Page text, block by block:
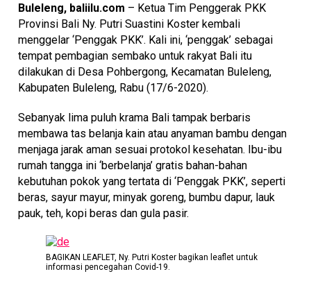
Buleleng, baliilu.com – Ketua Tim Penggerak PKK
Provinsi Bali Ny. Putri Suastini Koster kembali
menggelar ‘Penggak PKK’. Kali ini, ‘penggak’ sebagai
tempat pembagian sembako untuk rakyat Bali itu
dilakukan di Desa Pohbergong, Kecamatan Buleleng,
Kabupaten Buleleng, Rabu (17/6-2020).
Sebanyak lima puluh krama Bali tampak berbaris
membawa tas belanja kain atau anyaman bambu dengan
menjaga jarak aman sesuai protokol kesehatan. Ibu-ibu
rumah tangga ini ‘berbelanja’ gratis bahan-bahan
kebutuhan pokok yang tertata di ‘Penggak PKK’, seperti
beras, sayur mayur, minyak goreng, bumbu dapur, lauk
pauk, teh, kopi beras dan gula pasir.
BAGIKAN LEAFLET, Ny. Putri Koster bagikan leaflet untuk
informasi pencegahan Covid-19.